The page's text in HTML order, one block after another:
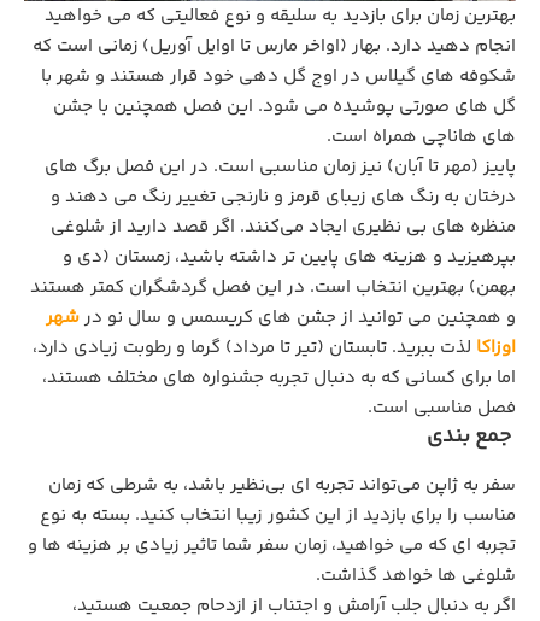
بهترین زمان برای بازدید به سلیقه و نوع فعالیتی که می خواهید
انجام دهید دارد. بهار (اواخر مارس تا اوایل آوریل) زمانی است که
شکوفه‌ های گیلاس در اوج گل دهی خود قرار هستند و شهر با
گل‌ های صورتی پوشیده می‌ شود. این فصل همچنین با جشن‌
های هاناچی همراه است.
پاییز (مهر تا آبان) نیز زمان مناسبی است. در این فصل برگ‌ های
درختان به رنگ ‌های زیبای قرمز و نارنجی تغییر رنگ می ‌دهند و
منظره ‌های بی ‌نظیری ایجاد می‌کنند. اگر قصد دارید از شلوغی
بپرهیزید و هزینه‌ های پایین‌ تر داشته باشید، زمستان (دی و
بهمن) بهترین انتخاب است. در این فصل گردشگران کمتر هستند
و همچنین می ‌توانید از جشن‌ های کریسمس و سال نو درشهر
اوزاکا لذت ببرید. تابستان (تیر تا مرداد) گرما و رطوبت زیادی دارد،
اما برای کسانی که به دنبال تجربه جشنواره ‌های مختلف هستند،
فصل مناسبی است.
جمع بندی
سفر به ژاپن می‌تواند تجربه‌ ای بی‌نظیر باشد، به شرطی که زمان
مناسب را برای بازدید از این کشور زیبا انتخاب کنید. بسته به نوع
تجربه‌ ای که می‌ خواهید، زمان سفر شما تاثیر زیادی بر هزینه‌ ها و
شلوغی‌ ها خواهد گذاشت.
اگر به دنبال جلب آرامش و اجتناب از ازدحام جمعیت هستید،